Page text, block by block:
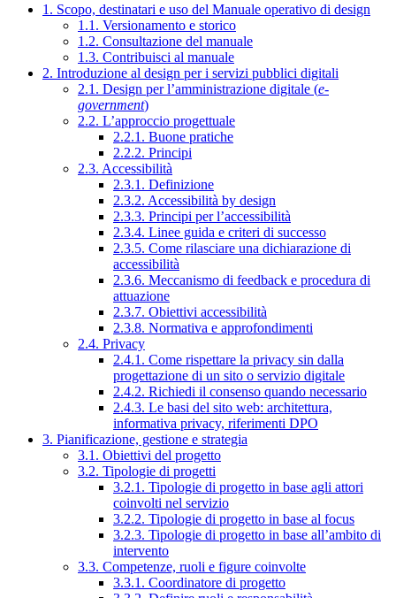
1. Scopo, destinatari e uso del Manuale operativo di design
1.1. Versionamento e storico
1.2. Consultazione del manuale
1.3. Contribuisci al manuale
2. Introduzione al design per i servizi pubblici digitali
2.1. Design per l’amministrazione digitale (e-
government)
2.2. L’approccio progettuale
2.2.1. Buone pratiche
2.2.2. Principi
2.3. Accessibilità
2.3.1. Definizione
2.3.2. Accessibilità by design
2.3.3. Principi per l’accessibilità
2.3.4. Linee guida e criteri di successo
2.3.5. Come rilasciare una dichiarazione di
accessibilità
2.3.6. Meccanismo di feedback e procedura di
attuazione
2.3.7. Obiettivi accessibilità
2.3.8. Normativa e approfondimenti
2.4. Privacy
2.4.1. Come rispettare la privacy sin dalla
progettazione di un sito o servizio digitale
2.4.2. Richiedi il consenso quando necessario
2.4.3. Le basi del sito web: architettura,
informativa privacy, riferimenti DPO
3. Pianificazione, gestione e strategia
3.1. Obiettivi del progetto
3.2. Tipologie di progetti
3.2.1. Tipologie di progetto in base agli attori
coinvolti nel servizio
3.2.2. Tipologie di progetto in base al focus
3.2.3. Tipologie di progetto in base all’ambito di
intervento
3.3. Competenze, ruoli e figure coinvolte
3.3.1. Coordinatore di progetto